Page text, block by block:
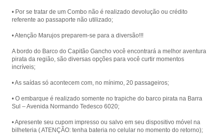
• Por se tratar de um Combo não é realizado devolução ou crédito
referente ao passaporte não utilizado;
• Atenção Marujos preparem-se para a diversão!!!
A bordo do Barco do Capitão Gancho você encontrará a melhor aventura
pirata da região, são diversas opções para você curtir momentos
incríveis;
• As saídas só acontecem com, no mínimo, 20 passageiros;
• O embarque é realizado somente no trapiche do barco pirata na Barra
Sul – Avenida Normando Tedesco 6020;
• Apresente seu cupom impresso ou salvo em seu dispositivo móvel na
bilheteria ( ATENÇÃO: tenha bateria no celular no momento do retorno);